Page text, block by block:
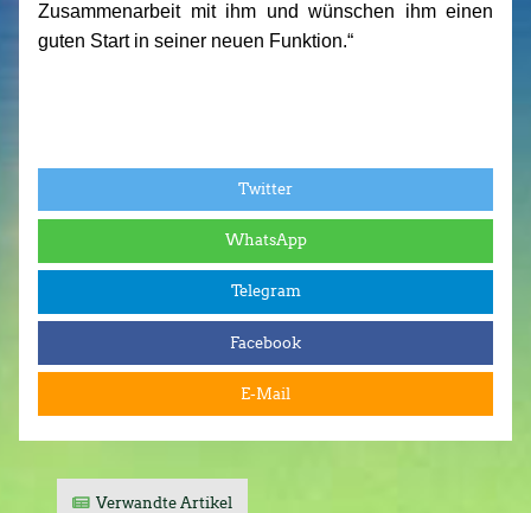
Zusammenarbeit mit ihm und wünschen ihm einen
guten Start in seiner neuen Funktion.“
Twitter
WhatsApp
Telegram
Facebook
E-Mail
Verwandte Artikel